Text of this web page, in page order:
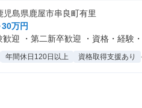
児島県鹿屋市串良町有里
万円
迎 ・第二新卒歓迎 ・資格・経験
年間休日120日以上 資格取得支援あり